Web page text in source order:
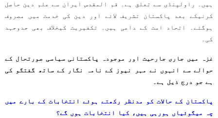
ہیں۔ راولپنڈی سے تعلق ہے۔ قم المقدس ایران سے علم دین حاصل
کرنیکے بعد پاکستان تشریف لائے اور دین کی خدمت میں مصروف
ہوگئے۔ اتحاد امت کے داعی ہیں۔ تکفیریت کیخلاف بھی جدوجہد
کی۔
غزہ میں جاری جارحیت اور موجودہ پاکستانی سیاسی صورتحال کے
حوالے سے انہوں نے مہر نیوز کے نامہ نگار کے ساتھ گفتگو کی
ہے جو درج ذیل ہے۔
پاکستان کے حالات کو مدنظر رکھتے ہوئے انتخابات کے بارے میں
چہ میگوئیاں ہورہی ہیں، کیا انتخابات ہوں گے؟